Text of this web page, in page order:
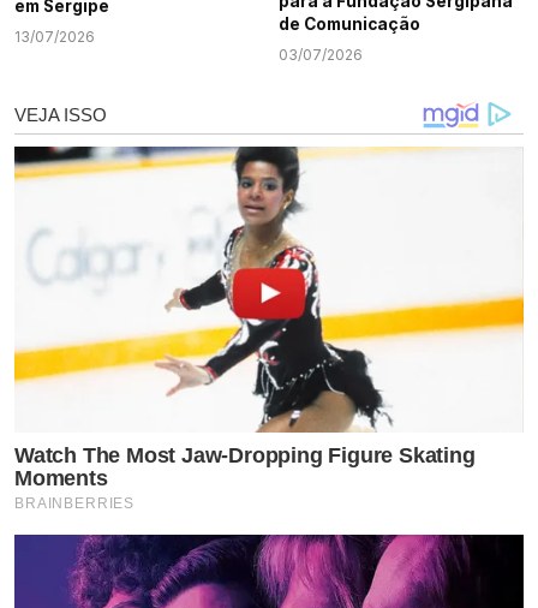
em Sergipe
13/07/2026
de Comunicação
03/07/2026